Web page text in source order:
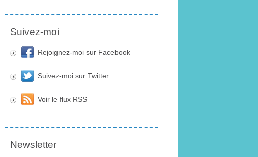
Suivez-moi
Rejoignez-moi sur Facebook
Suivez-moi sur Twitter
Voir le flux RSS
Newsletter